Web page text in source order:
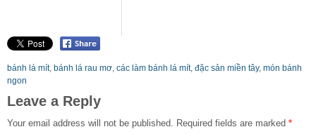
bánh lá mít, bánh lá rau mơ, các làm bánh lá mít, đặc sản miền tây, món bánh
ngon
Leave a Reply
Your email address will not be published. Required fields are marked *